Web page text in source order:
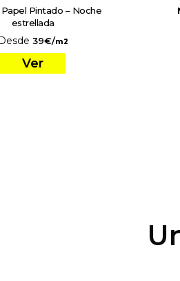
Pintado – Noche
estrellada
39€/m2
Ver